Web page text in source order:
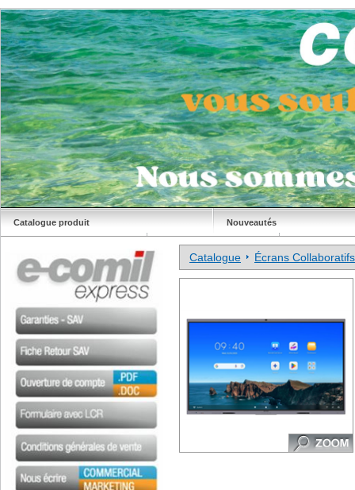
Catalogue produit Nouveautés
Site Comil
Catalogue Écrans Collaboratifs